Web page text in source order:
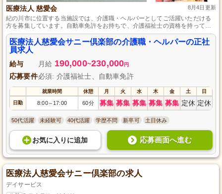
医療法人 慈愛会 8月4日更新
紀の川市に位置する当施設では、介護職・ヘルパーとしてご活躍いただける
方を募集しています。自動車免許をお持ちで、介護福祉士の資格を持ってい
る方、またはこれから学びたいという意欲のある方も歓迎しています。実務
未経験者でも入社後の研修で基礎からしっかり学ぶことができ、安心してス
タートできます。安定した正社員として、地域社会に貢献しながら一歩ずつ
キャリアアップしていくことが可能です。
医療法人慈愛会サニー倶楽部の介護職・ヘルパーの正社
員求人
給与 月給 190,000~230,000円
応募要件必須: 介護福祉士、自動車免許
就業時間 休憩 月 火 水 木 金 土 日
日勤 8:00～ 17:00 60分 募集 募集 募集 募集 募集 定休 定休
50代活躍 未経験可 40代活躍 学歴不問 新卒可 土日休み
お気に入り に追加 応募画面へ進む
医療法人慈愛会サニー倶楽部の求人
デイサービス